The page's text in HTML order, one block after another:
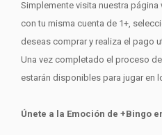
Simplemente visita nuestra página
con tu misma cuenta de 1+,
deseas comprar y realiza el pago
Una vez completado el proceso
estarán disponibles para jugar en
Únete a la Emoción de +Bingo